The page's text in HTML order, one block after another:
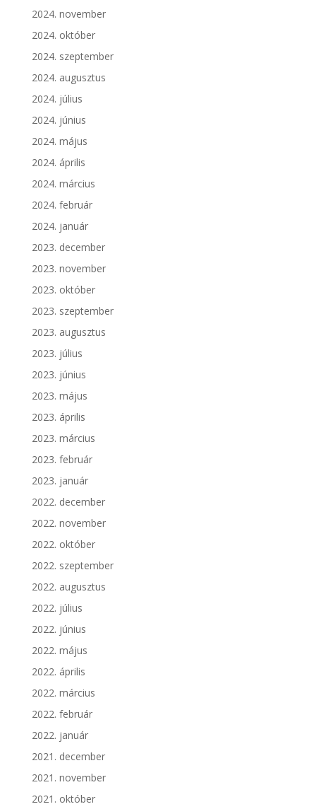
2024. november
2024. október
2024. szeptember
2024. augusztus
2024. július
2024. június
2024. május
2024. április
2024. március
2024. február
2024. január
2023. december
2023. november
2023. október
2023. szeptember
2023. augusztus
2023. július
2023. június
2023. május
2023. április
2023. március
2023. február
2023. január
2022. december
2022. november
2022. október
2022. szeptember
2022. augusztus
2022. július
2022. június
2022. május
2022. április
2022. március
2022. február
2022. január
2021. december
2021. november
2021. október